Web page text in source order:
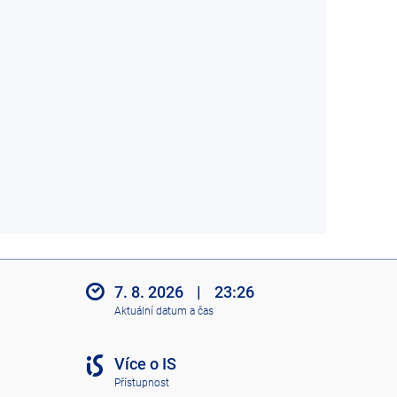
7. 8. 2026 | 23:26
Aktuální datum a čas
Více o IS
Přístupnost